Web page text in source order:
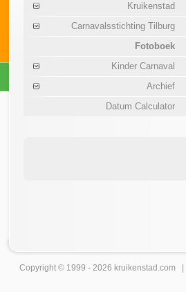
Kruikenstad
Carnavalsstichting Tilburg
Fotoboek
Kinder Carnaval
Archief
Datum Calculator
Copyright © 1999 - 2026 kruikenstad .com |